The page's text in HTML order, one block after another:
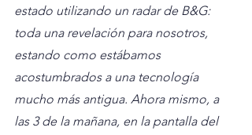
estado utilizando un radar de B&G:
toda una revelación para nosotros,
estando como estábamos
acostumbrados a una tecnología
mucho más antigua. Ahora mismo, a
las 3 de la mañana, en la pantalla del